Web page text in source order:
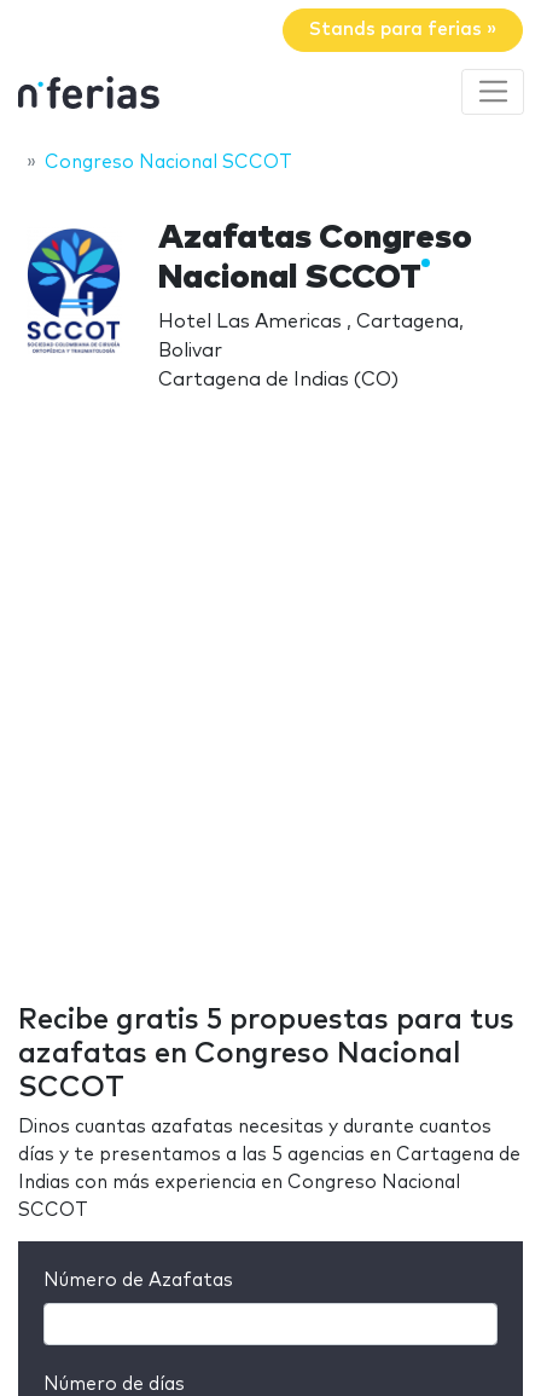
Stands para ferias »
Congreso Nacional SCCOT
Azafatas Congreso
Nacional SCCOT
Hotel Las Americas , Cartagena,
Bolivar
Cartagena de Indias (CO)
Recibe gratis 5 propuestas para tus
azafatas en Congreso Nacional
SCCOT
Dinos cuantas azafatas necesitas y durante cuantos
días y te presentamos a las 5 agencias en Cartagena de
Indias con más experiencia en Congreso Nacional
SCCOT
Número de Azafatas
Número de días